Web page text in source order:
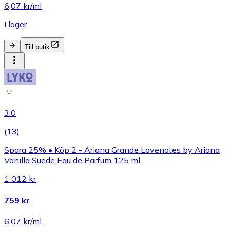
6,07 kr/ml
I lager
Till butik
3.0
(13)
Spara 25% • Köp 2 - Ariana Grande Lovenotes by Ariana
Vanilla Suede Eau de Parfum 125 ml
1 012 kr
759 kr
6,07 kr/ml